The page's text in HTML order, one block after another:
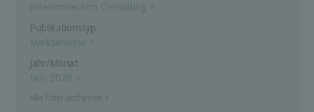
Interconnection Consulting ×
Publikationstyp
Marktanalyse ×
Jahr/Monat
Nov 2020 ×